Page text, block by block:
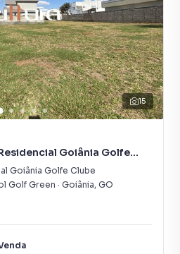
15
Goiânia Golfe
Goiânia Golfe Clube
Golf Green · Goiânia, GO